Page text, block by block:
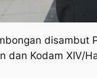
disambut
dan Kodam XIV/